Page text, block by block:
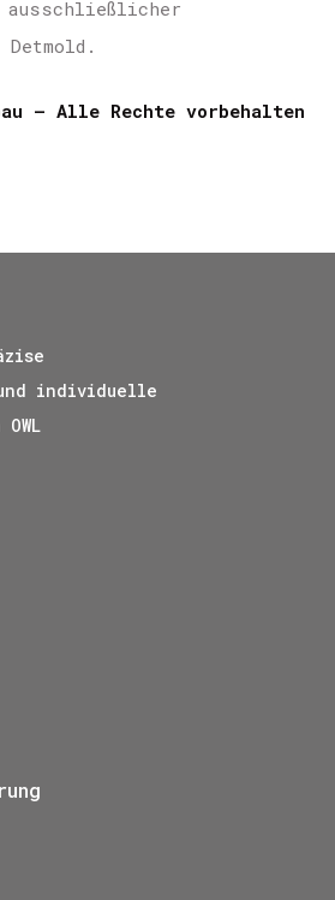
– Alle Rechte vorbehalten
individuelle